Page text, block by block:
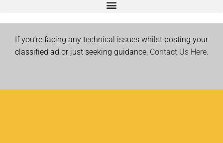
If you’re facing any technical issues whilst posting your
classified ad or just seeking guidance, Contact Us Here.